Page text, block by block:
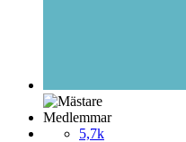
Medlemmar
5,7k